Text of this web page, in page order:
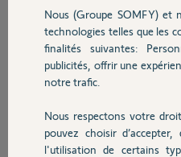
Sécurité
Domotique
Chauffage
jour
pas.
le
et je me
qui me
Pour le
Nous (Groupe SOMFY) et
technologies telles que les
finalités suivantes:
publicités, offrir une
notre trafic.
Nous respectons votre
pouvez choisir
l'utilisation de certains